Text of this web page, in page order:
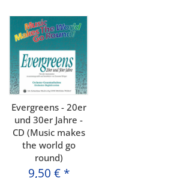
Evergreens - 20er
und 30er Jahre -
CD (Music makes
the world go
round)
9,50 € *